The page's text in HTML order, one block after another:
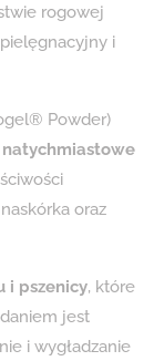
rogowej
i
Powder)
natychmiastowe
oraz
i pszenicy, które
jest
i wygładzanie